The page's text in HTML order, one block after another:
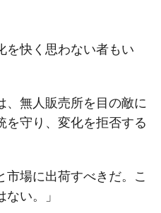
を快く思わない者もい
、無人販売所を目の敵に
を守り、変化を拒否する
市場に出荷すべきだ。こ
い。」